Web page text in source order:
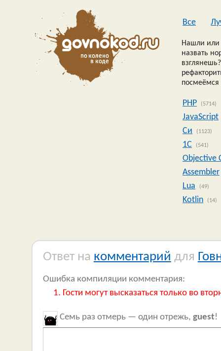
Все
Нашли или
назвать
посмеёмся
PHP (5714)
JavaScript
Си
(1123)
1C (541)
Objective
Assembler
Lua
(49)
Kotlin (14)
Ответ на комментарий для
Ошибка компиляции комментария:
Гости могут высказаться только во
Семь раз отмерь — один отрежь, guest!